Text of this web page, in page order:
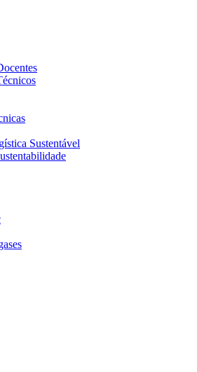
Sustentável